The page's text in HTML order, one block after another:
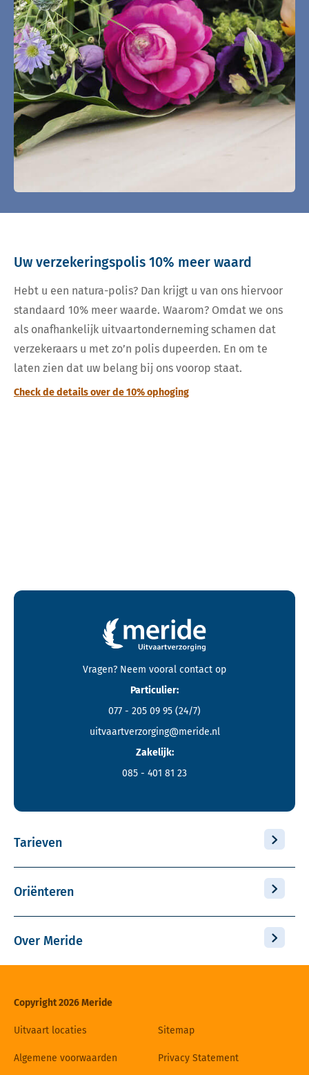
Uw verzekeringspolis 10% meer waard
Hebt u een natura-polis? Dan krijgt u van ons hiervoor
standaard 10% meer waarde. Waarom? Omdat we ons
als onafhankelijk uitvaartonderneming schamen dat
verzekeraars u met zo’n polis dupeerden. En om te
laten zien dat uw belang bij ons voorop staat.
Check de details over de 10% ophoging
Contactgegevens en footer menu van Meride
Vragen? Neem vooral contact op
Particulier:
077 - 205 09 95 (24/7)
uitvaartverzorging@meride.nl
Zakelijk:
085 - 401 81 23
Tarieven
Oriënteren
Over Meride
Copyright 2026 Meride
Uitvaart locaties Sitemap
Algemene voorwaarden Privacy Statement